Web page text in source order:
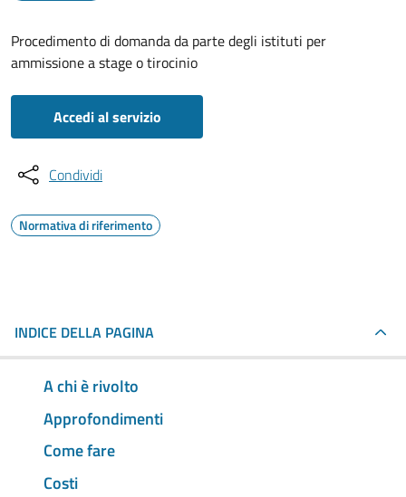
Procedimento di domanda da parte degli istituti per
ammissione a stage o tirocinio
Accedi al servizio
Condividi
Normativa di riferimento
INDICE DELLA PAGINA
A chi è rivolto
Approfondimenti
Come fare
Costi